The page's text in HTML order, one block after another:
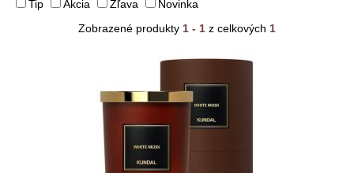
Tip Akcia Zľava
Novinka
Zobrazené produkty 1 - 1 z celkových 1